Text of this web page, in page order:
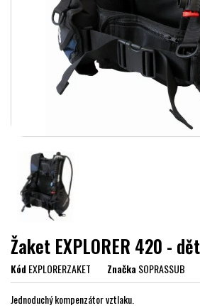
Žaket EXPLORER 420 -
KódEXPLORERZAKET ZnačkaSOPRASSUB
Jednoduchý kompenzátor vztlaku.